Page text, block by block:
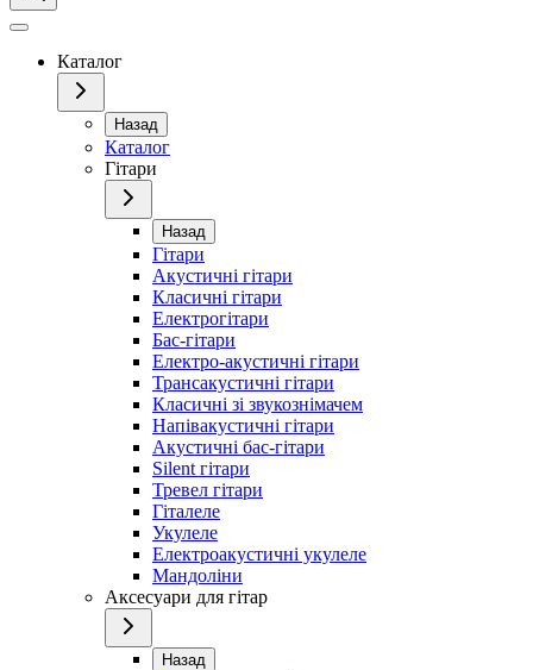
Каталог
Назад
Каталог
Гітари
Назад
Гітари
Акустичні гітари
Класичні гітари
Електрогітари
Бас-гітари
Електро-акустичні гітари
Трансакустичні гітари
Класичні зі звукознімачем
Напівакустичні гітари
Акустичні бас-гітари
Silent гітари
Тревел гітари
Гіталеле
Укулеле
Електроакустичні укулеле
Мандоліни
Аксесуари для гітар
Назад